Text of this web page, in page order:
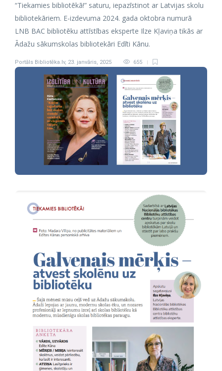
“Tiekamies bibliotēkā!” saturu, iepazīstinot ar Latvijas skolu
bibliotekāriem. E-izdevuma 2024. gada oktobra numurā
LNB BAC bibliotēku attīstības eksperte Ilze Kļaviņa tikās ar
Ādažu sākumskolas bibliotekāri Edīti Kānu.
Portāls Bibliotēka.lv, 23. janvāris, 2025 655